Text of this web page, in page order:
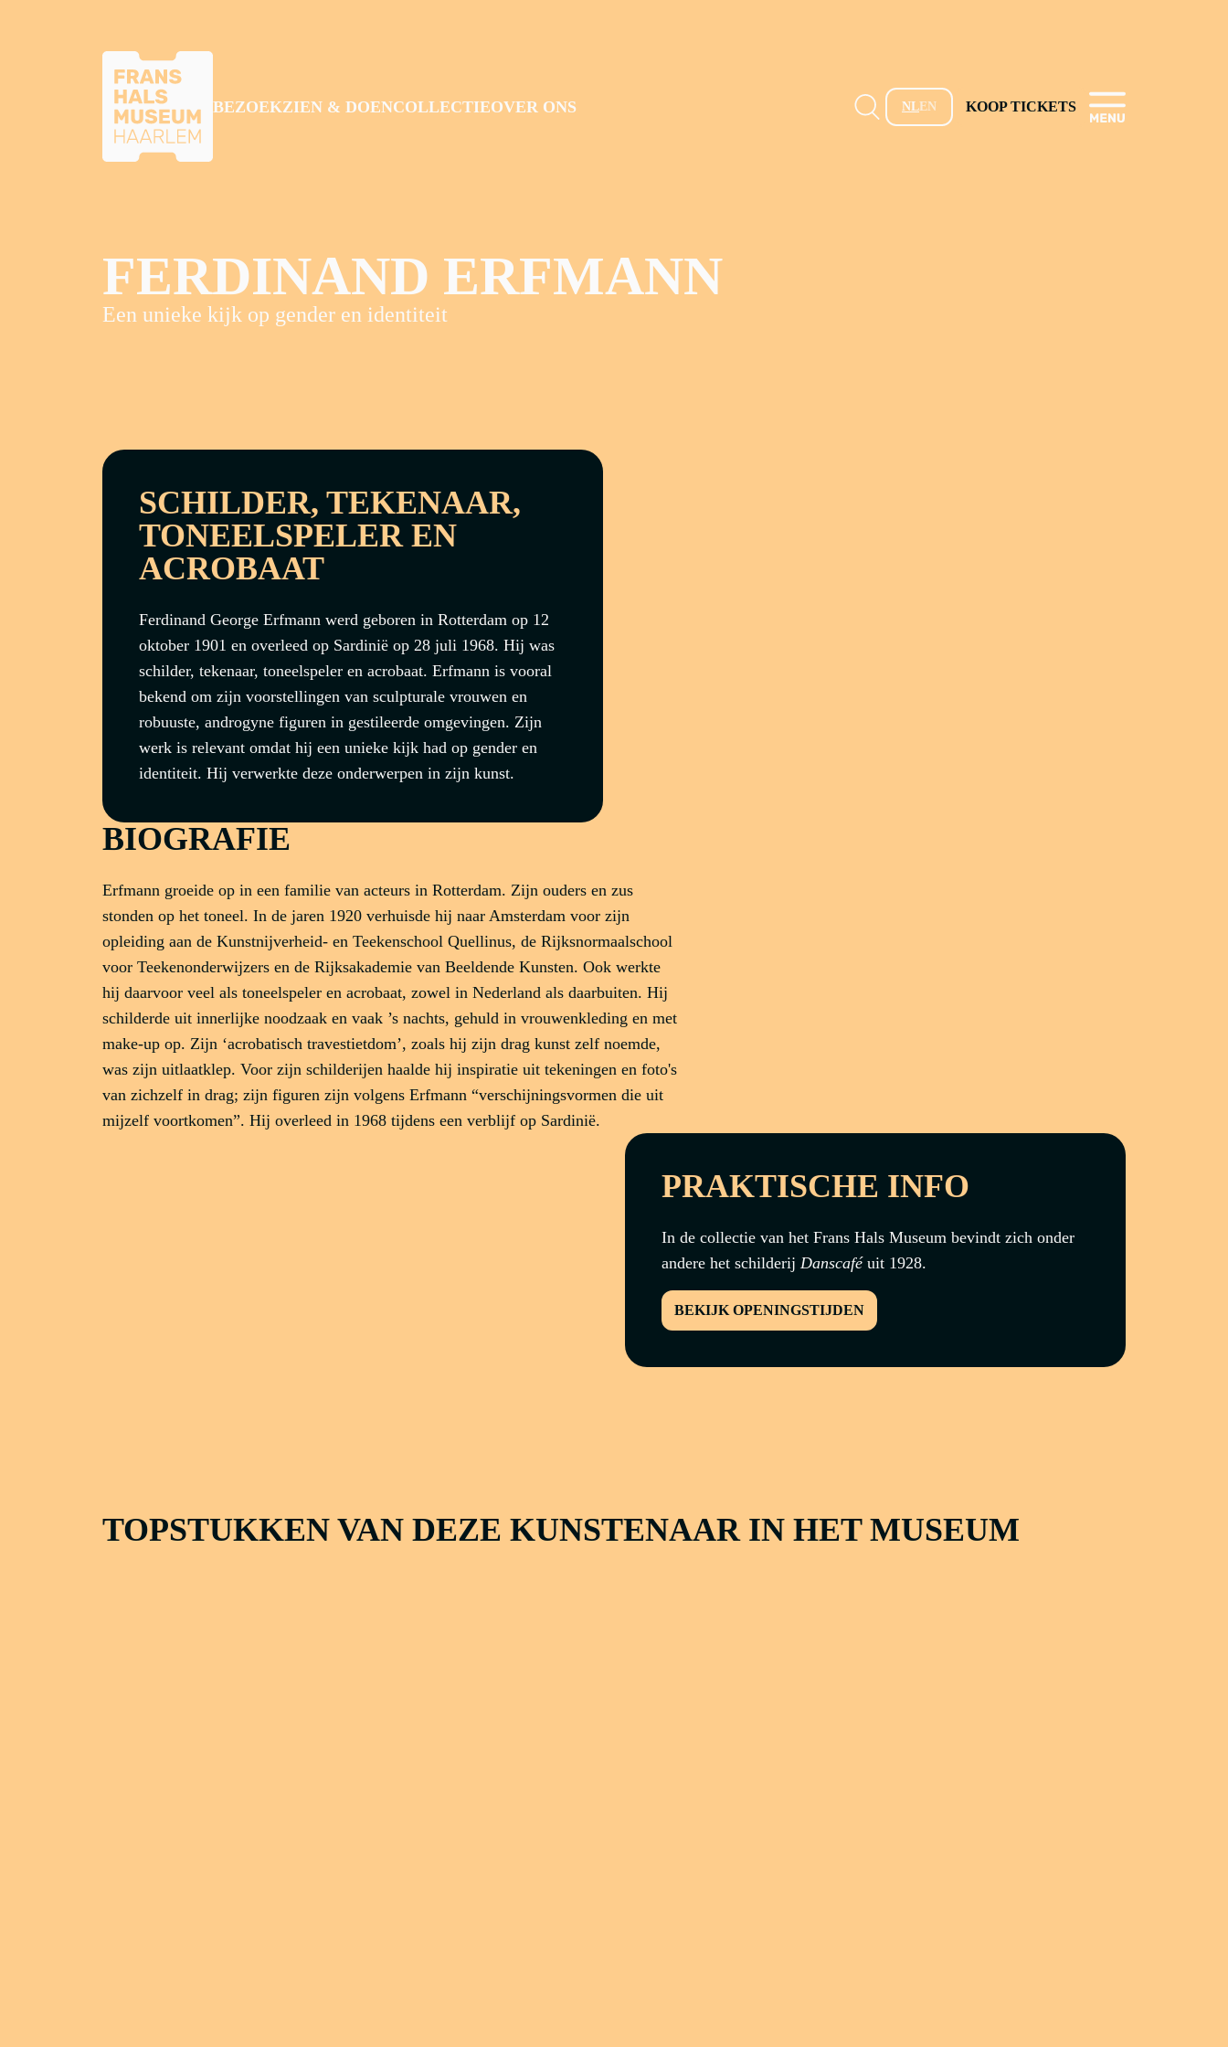
GA NAAR HOOFDINHOUD
BEZOEKZIEN & DOENCOLLECTIEOVER ONS NLEN KOOP TICKETS
FERDINAND ERFMANN
Een unieke kijk op gender en identiteit
SCHILDER, TEKENAAR,
TONEELSPELER EN
ACROBAAT
Ferdinand George Erfmann werd geboren in Rotterdam op 12
oktober 1901 en overleed op Sardinië op 28 juli 1968. Hij was
schilder, tekenaar, toneelspeler en acrobaat. Erfmann is vooral
bekend om zijn voorstellingen van sculpturale vrouwen en
robuuste, androgyne figuren in gestileerde omgevingen. Zijn
werk is relevant omdat hij een unieke kijk had op gender en
identiteit. Hij verwerkte deze onderwerpen in zijn kunst.
BIOGRAFIE
Erfmann groeide op in een familie van acteurs in Rotterdam. Zijn ouders en zus
stonden op het toneel. In de jaren 1920 verhuisde hij naar Amsterdam voor zijn
opleiding aan de Kunstnijverheid- en Teekenschool Quellinus, de Rijksnormaalschool
voor Teekenonderwijzers en de Rijksakademie van Beeldende Kunsten. Ook werkte
hij daarvoor veel als toneelspeler en acrobaat, zowel in Nederland als daarbuiten. Hij
schilderde uit innerlijke noodzaak en vaak ’s nachts, gehuld in vrouwenkleding en met
make-up op. Zijn ‘acrobatisch travestietdom’, zoals hij zijn drag kunst zelf noemde,
was zijn uitlaatklep. Voor zijn schilderijen haalde hij inspiratie uit tekeningen en foto's
van zichzelf in drag; zijn figuren zijn volgens Erfmann “verschijningsvormen die uit
mijzelf voortkomen”. Hij overleed in 1968 tijdens een verblijf op Sardinië.
PRAKTISCHE INFO
In de collectie van het Frans Hals Museum bevindt zich onder
andere het schilderij Danscafé uit 1928.
BEKIJK OPENINGSTIJDEN
TOPSTUKKEN VAN DEZE KUNSTENAAR IN HET MUSEUM